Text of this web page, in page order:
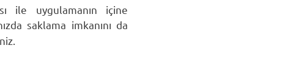
ile uygulamanın içine
saklama imkanını da